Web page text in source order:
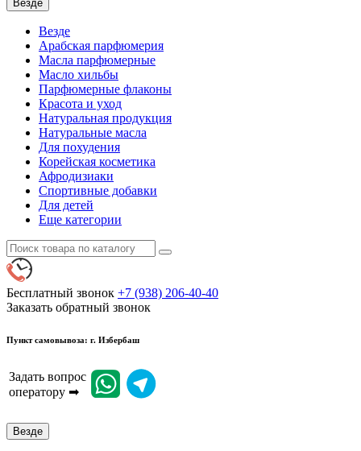
Везде
Везде
Арабская парфюмерия
Масла парфюмерные
Масло хильбы
Парфюмерные флаконы
Красота и уход
Натуральная продукция
Натуральные масла
Для похудения
Корейская косметика
Афродизиаки
Спортивные добавки
Для детей
Еще категории
Бесплатный звонок +7 (938) 206-40-40
Заказать обратный звонок
Пункт самовывоза: г. Избербаш
Задать вопрос
оператору ➡
Везде